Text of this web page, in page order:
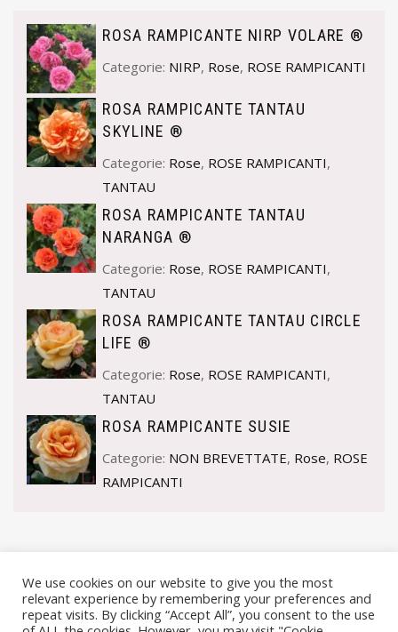
ROSA RAMPICANTE NIRP VOLARE ®
Categorie: NIRP, Rose, ROSE RAMPICANTI
ROSA RAMPICANTE TANTAU
SKYLINE ®
Categorie: Rose, ROSE RAMPICANTI,
TANTAU
ROSA RAMPICANTE TANTAU
NARANGA ®
Categorie: Rose, ROSE RAMPICANTI,
TANTAU
ROSA RAMPICANTE TANTAU CIRCLE
LIFE ®
Categorie: Rose, ROSE RAMPICANTI,
TANTAU
ROSA RAMPICANTE SUSIE
Categorie: NON BREVETTATE, Rose, ROSE
RAMPICANTI
We use cookies on our website to give you the most
relevant experience by remembering your preferences and
repeat visits. By clicking “Accept All”, you consent to the use